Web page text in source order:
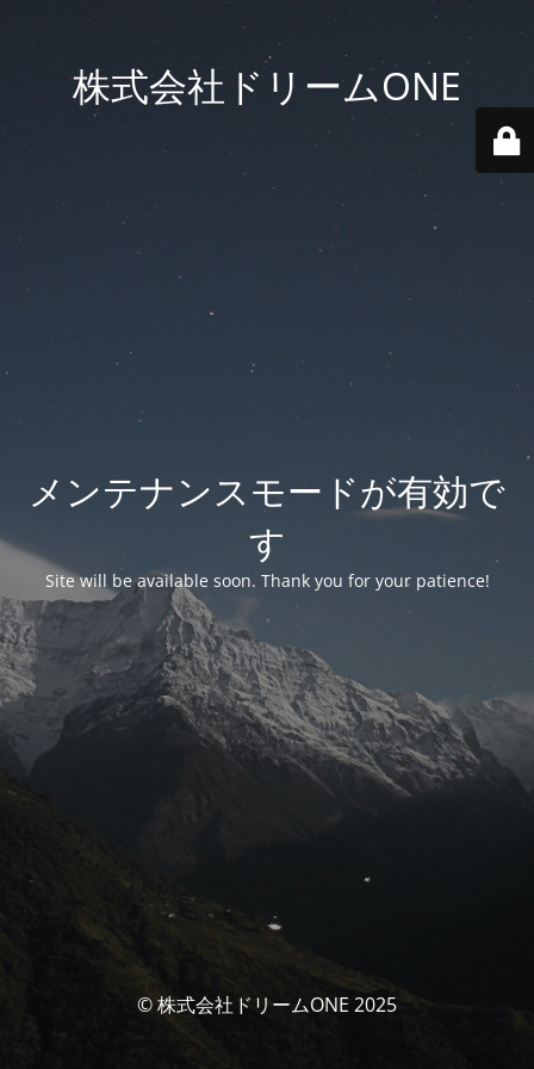
株式会社ドリームONE
メンテナンスモードが有効で
す
Site will be available soon. Thank you for your patience!
© 株式会社ドリームONE 2025